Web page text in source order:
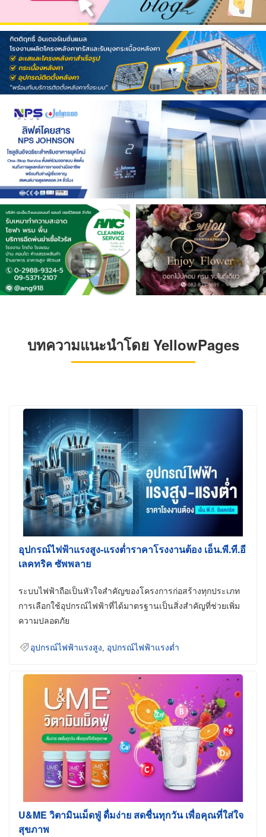
บทความแนะนำโดย YellowPages
อุปกรณ์ไฟฟ้าแรงสูง-แรงต่ำราคาโรงงานต้อง เอ็น.พี.ที.อี
เลคทริค ซัพพลาย
ระบบไฟฟ้าถือเป็นหัวใจสำคัญของโครงการก่อสร้างทุกประเภท
การเลือกใช้อุปกรณ์ไฟฟ้าที่ได้มาตรฐานเป็นสิ่งสำคัญที่ช่วยเพิ่ม
ความปลอดภัย
อุปกรณ์ไฟฟ้าแรงสูง อุปกรณ์ไฟฟ้าแรงต่ำ
U&ME วิตามินเม็ดฟู่ ดื่มง่าย สดชื่นทุกวัน เพื่อคุณที่ใส่ใจ
สุขภาพ